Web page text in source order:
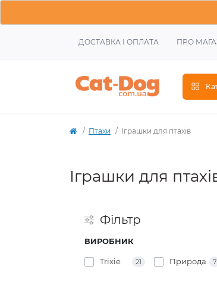
ДОСТАВКА І ОПЛАТА ПРО
Птахи Іграшки для птахів
Іграшки для
Фiльтр
ВИРОБНИК
Trixie 21 Природа 7